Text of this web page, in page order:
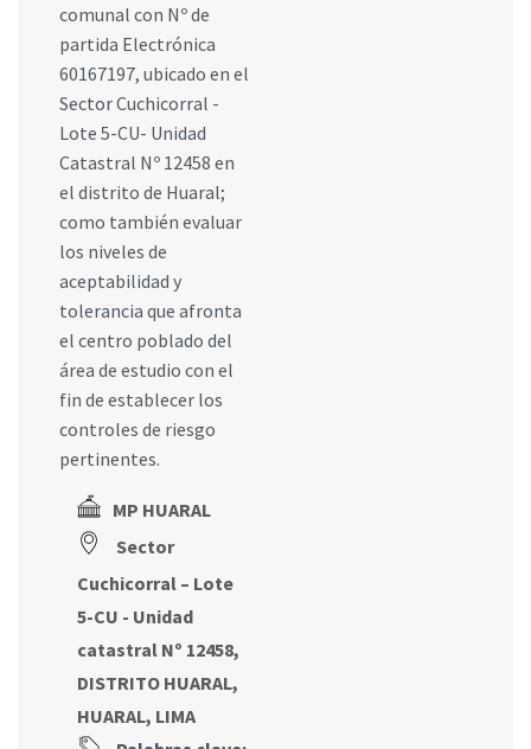
comunal con Nº de
partida Electrónica
60167197, ubicado en el
Sector Cuchicorral -
Lote 5-CU- Unidad
Catastral Nº 12458 en
el distrito de Huaral;
como también evaluar
los niveles de
aceptabilidad y
tolerancia que afronta
el centro poblado del
área de estudio con el
fin de establecer los
controles de riesgo
pertinentes.
MP HUARAL
Sector
Cuchicorral – Lote
5-CU - Unidad
catastral Nº 12458,
DISTRITO HUARAL,
HUARAL, LIMA